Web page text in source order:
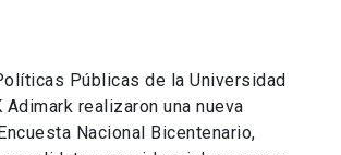
Públicas de la Universidad
Adimark realizaron una nueva
Nacional Bicentenario,